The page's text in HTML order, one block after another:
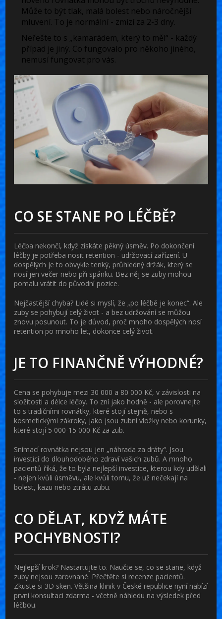
Může to být tlak, malá bolest nebo náročnější
mluvení. To je normální - zmizí za 2-3 dny.
Neřešte to s „kamarádem, který to měl“ - každý
případ je jiný. Co fungovalo pro někoho jiného,
nemusí fungovat pro vás.
CO SE STANE PO LÉČBĚ?
Léčba nekončí, když získáte pěkný úsměv. Po dokončení
léčby je potřeba nosit retention - udržovací zařízení. U
dospělých je to obvykle tenký, průhledný držák, který se
nosí jen večer nebo při spánku. Bez něj se zuby mohou
pomalu vrátit do původní pozice.
Nejčastější chyba? Lidé si myslí, že „po léčbě je konec“. Ale
zuby se pohybují celý život - a bez udržování se můžou
znovu posunout. To je důvod, proč mnoho dospělých nosí
retention po mnoho let, dokonce celý život.
JE TO FINANČNĚ VÝHODNÉ?
Cena se pohybuje mezi 30 000 a 80 000 Kč, v závislosti na
složitosti a délce léčby. To zní jako hodně - ale porovnejte
to s tradičními rovnátky, které stojí stejně, nebo s
kosmetickými zákroky, jako jsou zubní vložky nebo korunky,
které stojí 5 000-15 000 Kč za zub.
Snímací rovnátka nejsou jen „náhrada za dráty“. Jsou
investicí do dlouhodobého zdraví vašich zubů. A mnoho
pacientů říká, že to byla nejlepší investice, kterou kdy udělali
- nejen kvůli úsměvu, ale kvůli tomu, že už nečekají na
bolest, kazu nebo ztrátu zubu.
CO DĚLAT, KDYŽ MÁTE
POCHYBNOSTI?
Nejlepší krok? Nastartujte to. Naučte se, co se stane, když
zuby nejsou zarovnané. Přečtěte si recenze pacientů.
Zkuste si 3D sken. Většina klinik v České republice nyní nabízí
první konsultaci zdarma - včetně náhledu na výsledek před
léčbou.